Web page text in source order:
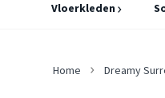
Vloerkleden
Home Dreamy